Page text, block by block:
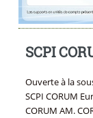
SCPI
Ouverte à la
SCPI CORUM
CORUM AM.